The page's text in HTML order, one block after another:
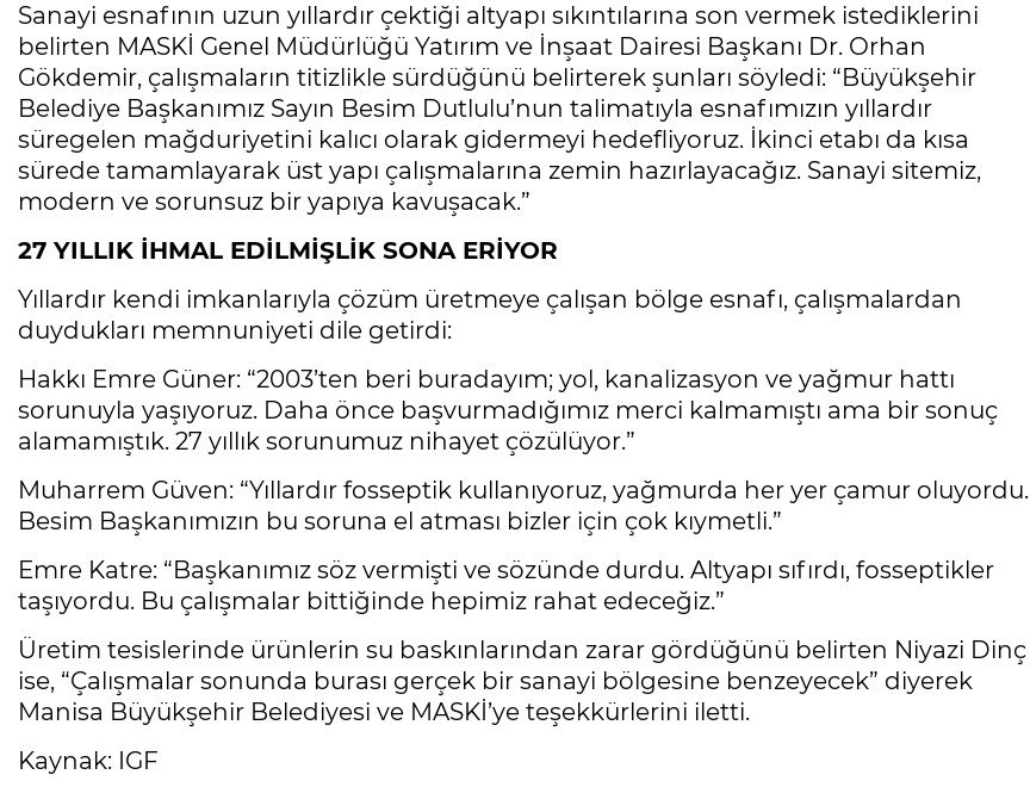
Sanayi esnafının uzun yıllardır çektiği altyapı sıkıntılarına son vermek istediklerini
belirten MASKİ Genel Müdürlüğü Yatırım ve İnşaat Dairesi Başkanı Dr. Orhan
Gökdemir, çalışmaların titizlikle sürdüğünü belirterek şunları söyledi: “Büyükşehir
Belediye Başkanımız Sayın Besim Dutlulu’nun talimatıyla esnafımızın yıllardır
süregelen mağduriyetini kalıcı olarak gidermeyi hedefliyoruz. İkinci etabı da kısa
sürede tamamlayarak üst yapı çalışmalarına zemin hazırlayacağız. Sanayi sitemiz,
modern ve sorunsuz bir yapıya kavuşacak.”
27 YILLIK İHMAL EDİLMİŞLİK SONA ERİYOR
Yıllardır kendi imkanlarıyla çözüm üretmeye çalışan bölge esnafı, çalışmalardan
duydukları memnuniyeti dile getirdi:
Hakkı Emre Güner: “2003’ten beri buradayım; yol, kanalizasyon ve yağmur hattı
sorunuyla yaşıyoruz. Daha önce başvurmadığımız merci kalmamıştı ama bir sonuç
alamamıştık. 27 yıllık sorunumuz nihayet çözülüyor.”
Muharrem Güven: “Yıllardır fosseptik kullanıyoruz, yağmurda her yer çamur oluyordu.
Besim Başkanımızın bu soruna el atması bizler için çok kıymetli.”
Emre Katre: “Başkanımız söz vermişti ve sözünde durdu. Altyapı sıfırdı, fosseptikler
taşıyordu. Bu çalışmalar bittiğinde hepimiz rahat edeceğiz.”
Üretim tesislerinde ürünlerin su baskınlarından zarar gördüğünü belirten Niyazi Dinç
ise, “Çalışmalar sonunda burası gerçek bir sanayi bölgesine benzeyecek” diyerek
Manisa Büyükşehir Belediyesi ve MASKİ’ye teşekkürlerini iletti.
Kaynak: IGF